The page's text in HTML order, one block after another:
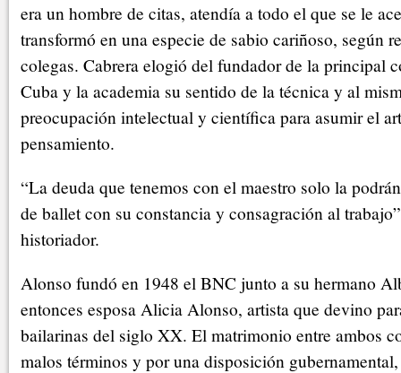
era un hombre de citas, atendía a todo el que se le
transformó en una especie de sabio cariñoso, según
colegas. Cabrera elogió del fundador de la principal
Cuba y la academia su sentido de la técnica y al
preocupación intelectual y científica para asumir el
pensamiento.
“La deuda que tenemos con el maestro solo la
de ballet con su constancia y consagración al
historiador.
Alonso fundó en 1948 el BNC junto a su hermano
entonces esposa Alicia Alonso, artista que devino
bailarinas del siglo XX. El matrimonio entre ambos
malos términos y por una disposición